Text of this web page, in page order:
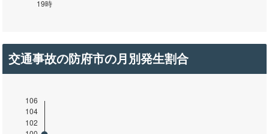
交通事故の防府市の月別発生割合